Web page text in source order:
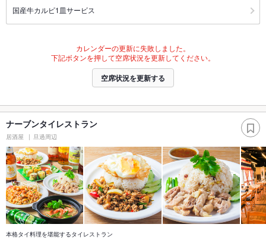
国産牛カルビ1皿サービス
カレンダーの更新に失敗しました。
下記ボタンを押して空席状況を更新してください。
空席状況を更新する
ナーブンタイレストラン
居酒屋 旦過周辺
本格タイ料理を堪能するタイレストラン